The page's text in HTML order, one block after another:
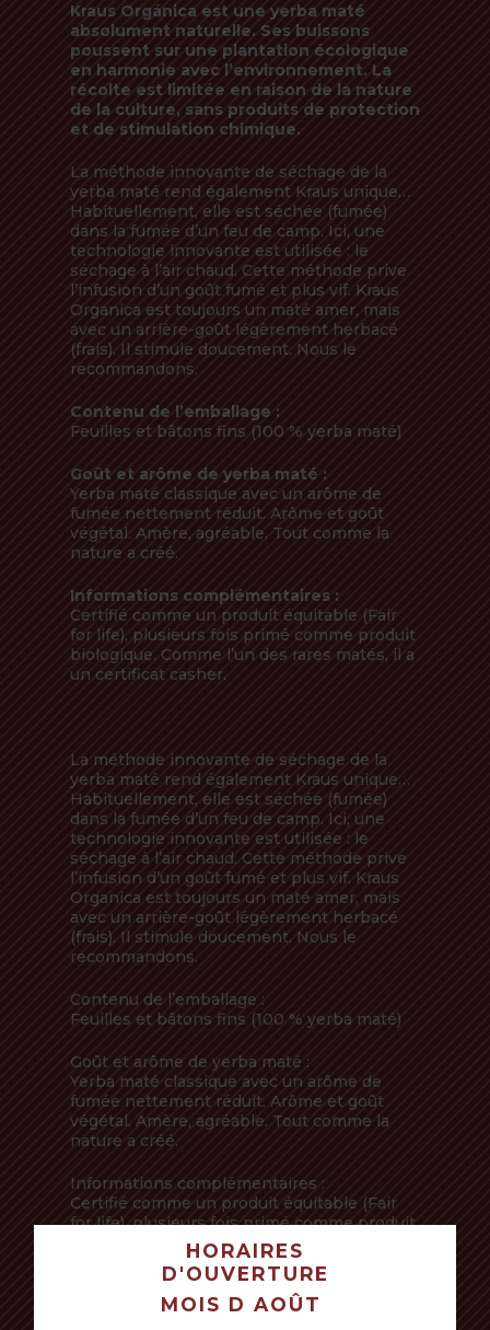
VOTRE PANIER EST VIDE POUR LE
MOMENT.
Kraus Orgánica est une yerba maté
absolument naturelle. Ses buissons
poussent sur une plantation écologique
en harmonie avec l’environnement. La
récolte est limitée en raison de la nature
de la culture, sans produits de protection
et de stimulation chimique.
La méthode innovante de séchage de la
yerba maté rend également Kraus unique…
Habituellement, elle est séchée (fumée)
dans la fumée d’un feu de camp. Ici, une
technologie innovante est utilisée : le
séchage à l’air chaud. Cette méthode prive
l’infusion d’un goût fumé et plus vif. Kraus
Organica est toujours un maté amer, mais
avec un arrière-goût légèrement herbacé
(frais). Il stimule doucement. Nous le
recommandons.
Contenu de l’emballage :
Feuilles et bâtons fins (100 % yerba maté)
Goût et arôme de yerba maté :
Yerba maté classique avec un arôme de
fumée nettement réduit. Arôme et goût
végétal. Amère, agréable. Tout comme la
nature a créé.
Informations complémentaires :
Certifié comme un produit équitable (Fair
for life), plusieurs fois primé comme produit
biologique. Comme l’un des rares matés, il a
un certificat casher.
La méthode innovante de séchage de la
yerba maté rend également Kraus unique…
Habituellement, elle est séchée (fumée)
dans la fumée d’un feu de camp. Ici, une
technologie innovante est utilisée : le
séchage à l’air chaud. Cette méthode prive
l’infusion d’un goût fumé et plus vif. Kraus
Organica est toujours un maté amer, mais
avec un arrière-goût légèrement herbacé
(frais). Il stimule doucement. Nous le
recommandons.
Contenu de l’emballage :
Feuilles et bâtons fins (100 % yerba maté)
Goût et arôme de yerba maté :
Yerba maté classique avec un arôme de
fumée nettement réduit. Arôme et goût
végétal. Amère, agréable. Tout comme la
nature a créé.
Informations complémentaires :
Certifié comme un produit équitable (Fair
for life), plusieurs fois primé comme produit
biologique. Comme l’un des rares matés, il a
un certificat casher.
HORAIRES
D'OUVERTURE
MOIS D AOÛT